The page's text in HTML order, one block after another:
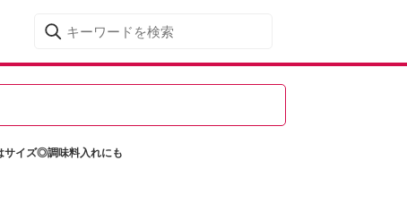
サイズ◎調味料入れにも